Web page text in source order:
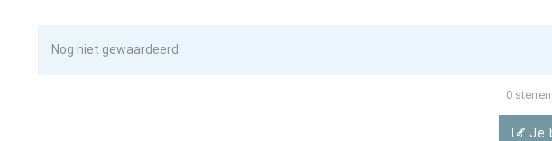
Nog niet gewaardeerd
0
Je